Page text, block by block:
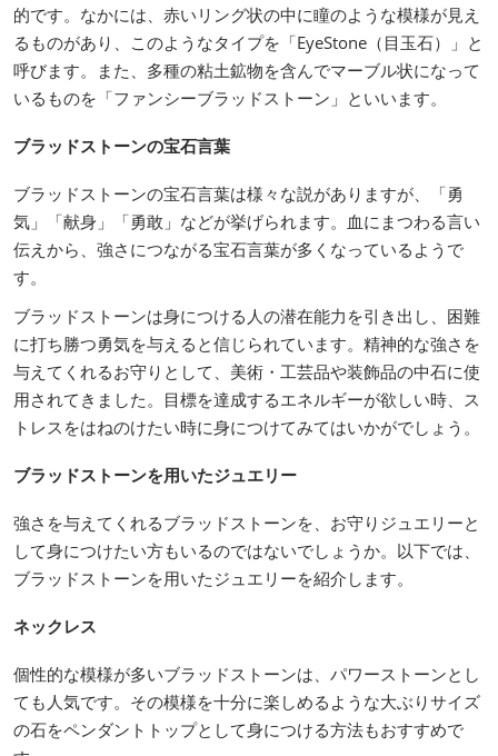
的です。なかには、赤いリング状の中に瞳のような模様が見え
るものがあり、このようなタイプを「EyeStone（目玉石）」と
呼びます。また、多種の粘土鉱物を含んでマーブル状になって
いるものを「ファンシーブラッドストーン」といいます。
ブラッドストーンの宝石言葉
ブラッドストーンの宝石言葉は様々な説がありますが、「勇
気」「献身」「勇敢」などが挙げられます。血にまつわる言い
伝えから、強さにつながる宝石言葉が多くなっているようで
す。
ブラッドストーンは身につける人の潜在能力を引き出し、困難
に打ち勝つ勇気を与えると信じられています。精神的な強さを
与えてくれるお守りとして、美術・工芸品や装飾品の中石に使
用されてきました。目標を達成するエネルギーが欲しい時、ス
トレスをはねのけたい時に身につけてみてはいかがでしょう。
ブラッドストーンを用いたジュエリー
強さを与えてくれるブラッドストーンを、お守りジュエリーと
して身につけたい方もいるのではないでしょうか。以下では、
ブラッドストーンを用いたジュエリーを紹介します。
ネックレス
個性的な模様が多いブラッドストーンは、パワーストーンとし
ても人気です。その模様を十分に楽しめるような大ぶりサイズ
の石をペンダントトップとして身につける方法もおすすめで